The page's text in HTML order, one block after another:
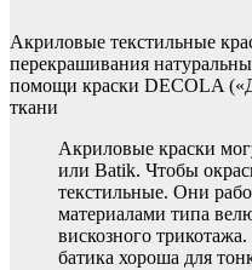
Акриловые текстильные
перекрашивания
помощи краски DECOLA
ткани
Акриловые краски
или Batik. Чтобы
текстильные. Они
материалами типа
вискозного
батика хороша для